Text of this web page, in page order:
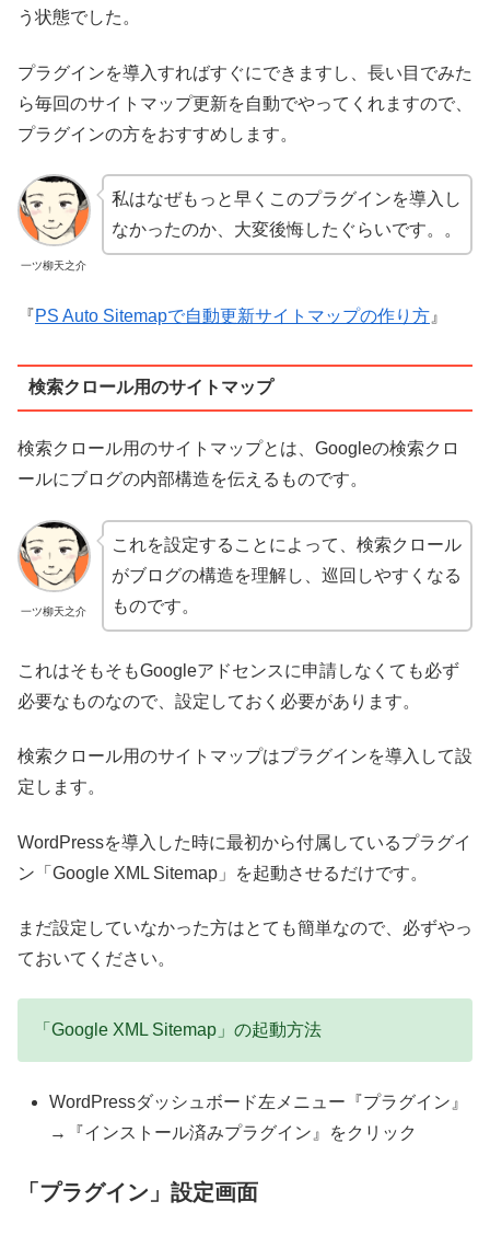
う状態でした。
プラグインを導入すればすぐにできますし、長い目でみた
ら毎回のサイトマップ更新を自動でやってくれますので、
プラグインの方をおすすめします。
一ツ柳天之介
私はなぜもっと早くこのプラグインを導入し
なかったのか、大変後悔したぐらいです。。
『PS Auto Sitemapで自動更新サイトマップの作り方 』
検索クロール用のサイトマップ
検索クロール用のサイトマップとは、Googleの検索クロ
ールにブログの内部構造を伝えるものです。
一ツ柳天之介
これを設定することによって、検索クロール
がブログの構造を理解し、巡回しやすくなる
ものです。
これはそもそもGoogleアドセンスに申請しなくても必ず
必要なものなので、設定しておく必要があります。
検索クロール用のサイトマップはプラグインを導入して設
定します。
WordPressを導入した時に最初から付属しているプラグイ
ン「Google XML Sitemap」を起動させるだけです。
まだ設定していなかった方はとても簡単なので、必ずやっ
ておいてください。
「Google XML Sitemap」の起動方法
WordPressダッシュボード左メニュー『プラグイン』
→『インストール済みプラグイン』をクリック
「プラグイン」設定画面